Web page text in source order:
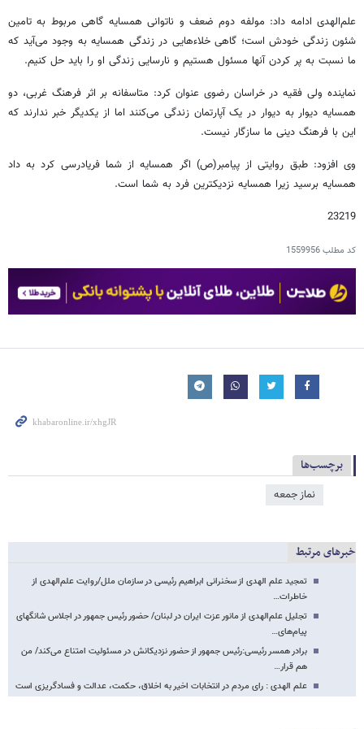
علم‌الهدی ادامه داد: مولفه دوم ضعف و ناتوانی همسایه گاهی مربوط به تامین
شئون زندگی خودش است؛ گاهی خلاءهایی در زندگی همسایه به وجود می‌آید که
ما نسبت به پر کردن آنها مسئول هستیم و نارسایی زندگی او را باید حل کنیم.
نماینده ولی فقیه در خراسان رضوی عنوان کرد: متاسفانه بر اثر فرهنگ غربی، دو
همسایه دیوار به دیوار در یک آپارتمان زندگی می‌کنند اما از یکدیگر خبر ندارند که
این با فرهنگ دینی ما سازگار نیست.
وی افزود: طبق روایتی از پیامبر(ص) اگر همسایه از شما فریادرسی کرد به داد
همسایه برسید زیرا همسایه نزدیکترین فرد به شما است.
23219
کد مطلب1559956
برچسب‌ها
نماز جمعه
خبرهای مرتبط
تمجید علم الهدی از سخنرانی ابراهیم رئیسی در سازمان ملل/روایت علم‌الهدی از
خاطرات…
تجلیل علم‌الهدی از مانور عزت ایران در لبنان/ حضور رئیس جمهور در اجلاس شانگهای
پیام‌های…
برادر همسر رئیسی:رئیس جمهور از حضور نزدیکانش در مسئولیت امتناع می‌کند/ من
هم قرار…
علم الهدی : رای مردم در انتخابات اخیر به اخلاق، حکمت، عدالت و فسادگریزی است